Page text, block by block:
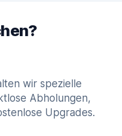
wir spezielle
Abholungen,
Upgrades.